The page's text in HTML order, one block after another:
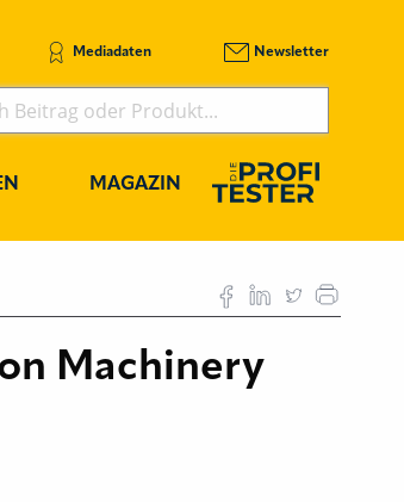
Mediadaten Newsletter
MAGAZIN
Machinery